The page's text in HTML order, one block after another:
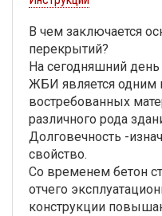
В чем заключается
перекрытий?
На сегодняшний
ЖБИ является одним
востребованных
различного рода
Долговечность -
свойство.
Со временем бетон
отчего
конструкции